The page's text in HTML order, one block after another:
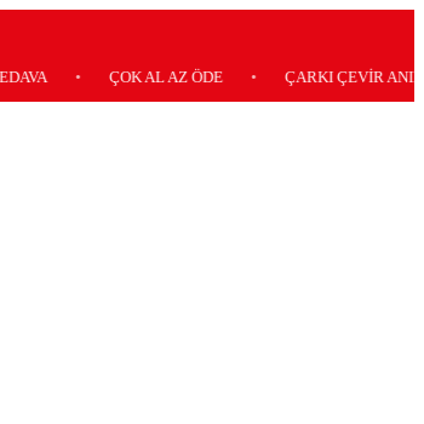
• ÇOK AL AZ ÖDE • ÇARKI ÇEVİR ANINDA